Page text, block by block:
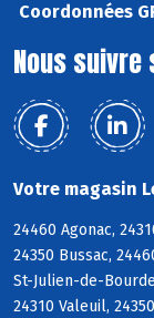
Coordonnées
Nous suivre
Votre magasin
24460 Agonac,
24350 Bussac,
St-Julien-de-
24310 Valeuil,